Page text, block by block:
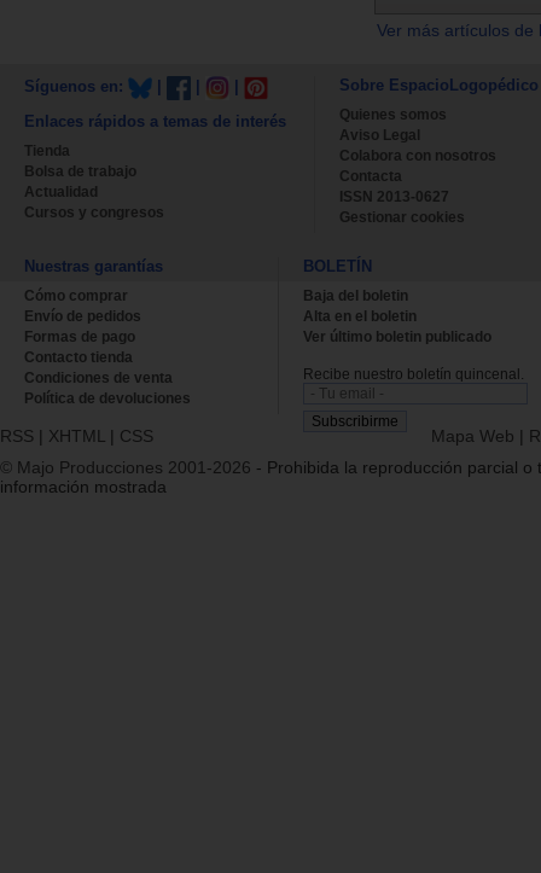
Ver más artículos
Síguenos en:
Enlaces rápidos a temas de interés
Tienda
Bolsa de trabajo
Actualidad
Cursos y congresos
Sobre EspacioLogopédico
Quienes somos
Aviso Legal
Colabora con nosotros
Contacta
ISSN 2013-0627
Gestionar cookies
Nuestras garantías
Cómo comprar
Envío de pedidos
Formas de pago
Contacto tienda
Condiciones de venta
Política de devoluciones
BOLETÍN
Baja del boletin
Alta en el boletin
Ver último boletin publicado
Recibe nuestro boletín quincenal.
RSS | XHTML | CSS Mapa Web |
© Majo Producciones 2001-2026 - Prohibida la reproducción parcial o
información mostrada